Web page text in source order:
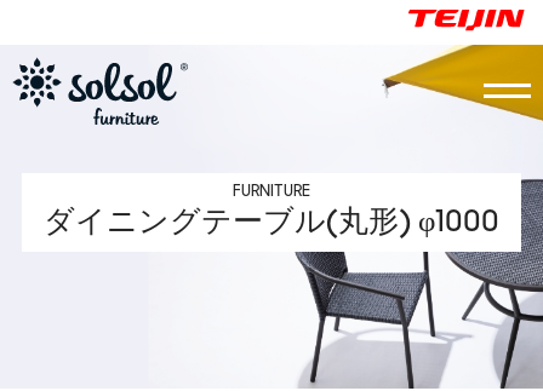
Top
FURNITURE
ダイニングテーブル(丸形) φ1000